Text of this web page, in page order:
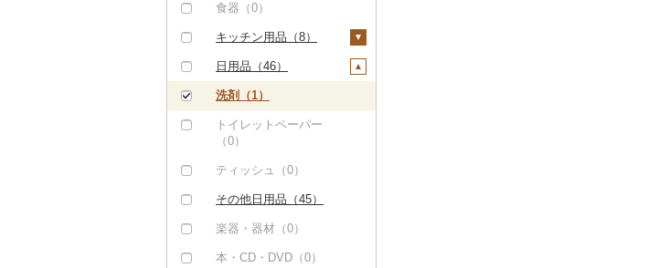
饅頭（0）
大福（0）
その他和菓子（0）
肉（0）
魚（0）
果物（0）
ジャム（8）
その他缶詰・瓶詰
（0）
乾物（0）
燻製（スモーク）
おせち（0）
その他加工品（3）
釣り（2）
ダイビング（0）
スキーチケット・リフ
ト券（0）
ゴルフプレー券（0）
花火大会チケット
（22）
ア（21）
毛布（123）
タオルケット（64）
その他寝具（134）
その他タオル（81）
ボールペン（0）
ノート・ファイル
印鑑（0）
その他文房具（4）
食器（0）
キッチン用品（8）
包丁（0）
フライパン（0）
鍋（0）
（8）
日用品（46）
洗剤（1）
トイレットペーパー
（0）
ティッシュ（0）
その他日用品（45）
楽器・器材（0）
本・CD・DVD（0）